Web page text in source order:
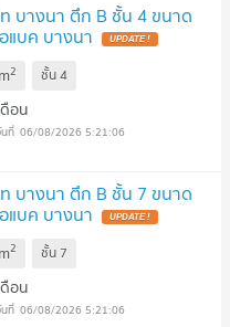
บางนา ตึก B ชั้น 4 ขนาด
แบค บางนา
m2 ชั้น4
อน
06/08/2026 5:21:06
บางนา ตึก B ชั้น 7 ขนาด
แบค บางนา
m2 ชั้น 7
อน
06/08/2026 5:21:06